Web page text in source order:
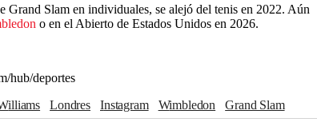
Grand Slam en individuales, se alejó del tenis en 2022. Aún
o en el Abierto de Estados Unidos en 2026.
hub/deportes
Williams Londres Instagram Wimbledon Grand Slam